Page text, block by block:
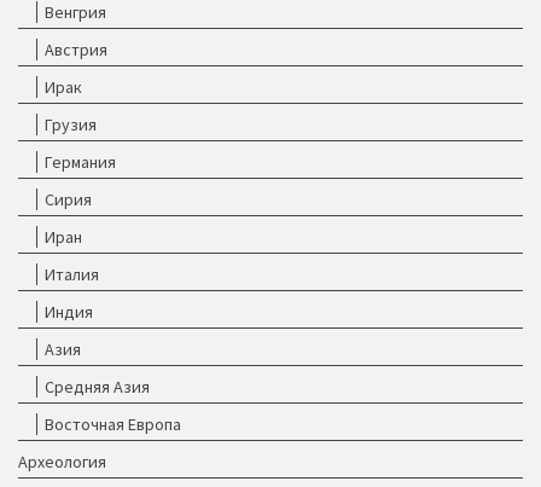
Венгрия
Австрия
Ирак
Грузия
Германия
Сирия
Иран
Италия
Индия
Азия
Средняя Азия
Восточная Европа
Археология